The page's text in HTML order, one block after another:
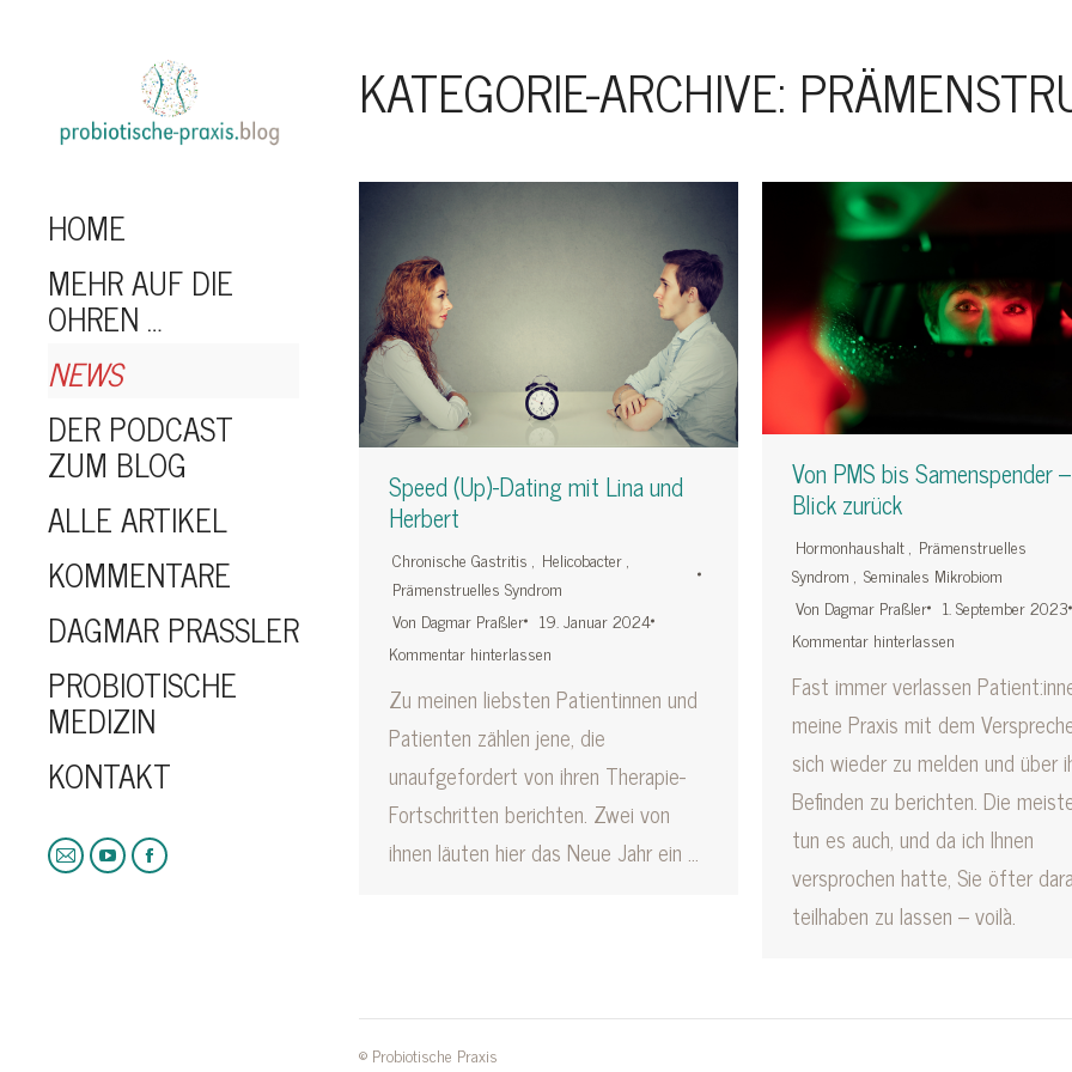
HOME
MEHR AUF DIE
OHREN …
NEWS
DER PODCAST
ZUM BLOG
ALLE ARTIKEL
KOMMENTARE
DAGMAR PRASSLER
PROBIOTISCHE
MEDIZIN
KONTAKT
E-
YouTubeFacebook
KATEGORIE-ARCHIVE:
Speed (Up)-Dating mit Lina und
Herbert
Chronische Gastritis , Helicobacter,
Prämenstruelles Syndrom
Von Dagmar Praßler 19. Januar 2024
Kommentar hinterlassen
Zu meinen liebsten Patientinnen und
Patienten zählen jene, die
unaufgefordert von ihren Therapie-
Fortschritten berichten. Zwei von
ihnen läuten hier das Neue Jahr ein …
Von PMS bis Samenspender
Blick zurück
Hormonhaushalt, Prämenstruelles
Syndrom , Seminales Mikrobiom
Von Dagmar Praßler 1. September 2023
Kommentar hinterlassen
Fast immer verlassen
meine Praxis mit dem
sich wieder zu melden und über
Befinden zu berichten. Die
tun es auch, und da ich Ihnen
versprochen hatte, Sie öfter
teilhaben zu lassen – voilà.
© Probiotische Praxis